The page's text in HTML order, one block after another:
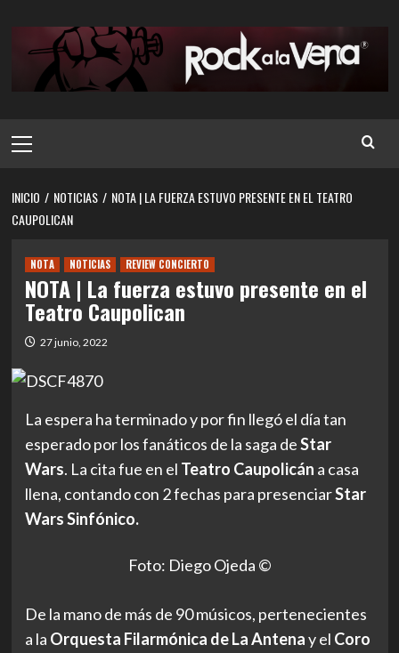
contenido
principal
INICIO NOTICIAS
NOTA | LA FUERZA ESTUVO PRESENTE EN EL TEATRO
CAUPOLICAN
NOTA NOTICIAS REVIEW CONCIERTO
NOTA | La fuerza estuvo presente en el
Teatro Caupolican
27 junio, 2022
La espera ha terminado y por fin llegó el día tan
esperado por los fanáticos de la saga deStar
Wars. La cita fue en el Teatro Caupolicán a casa
llena, contando con 2 fechas para presenciarStar
Wars Sinfónico.
Foto: Diego Ojeda ©
De la mano de más de 90 músicos, pertenecientes
a la Orquesta Filarmónica de La Antenay el Coro